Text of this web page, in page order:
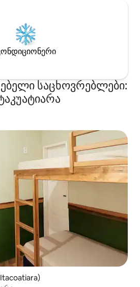
საცხოვრებლები: